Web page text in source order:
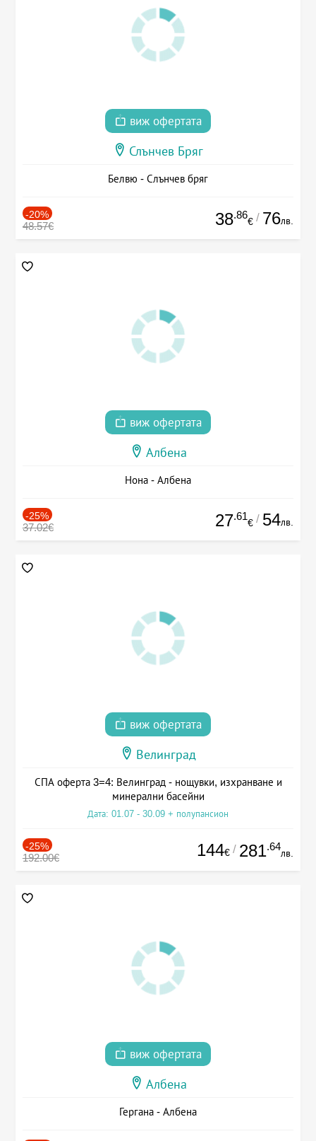
виж офертата
Слънчев Бряг
Белвю - Слънчев бряг
-20%
48.57€ 38.86
€ / 76лв.
виж офертата
Албена
Нона - Албена
-25%
37.02€ 27.61
€ / 54лв.
виж офертата
Велинград
СПА оферта 3=4: Велинград - нощувки, изхранване и
минерални басейни
Дата: 01.07 - 30.09 + полупансион
-25%
192.00€ 144€ / 281.64
лв.
виж офертата
Албена
Гергана - Албена